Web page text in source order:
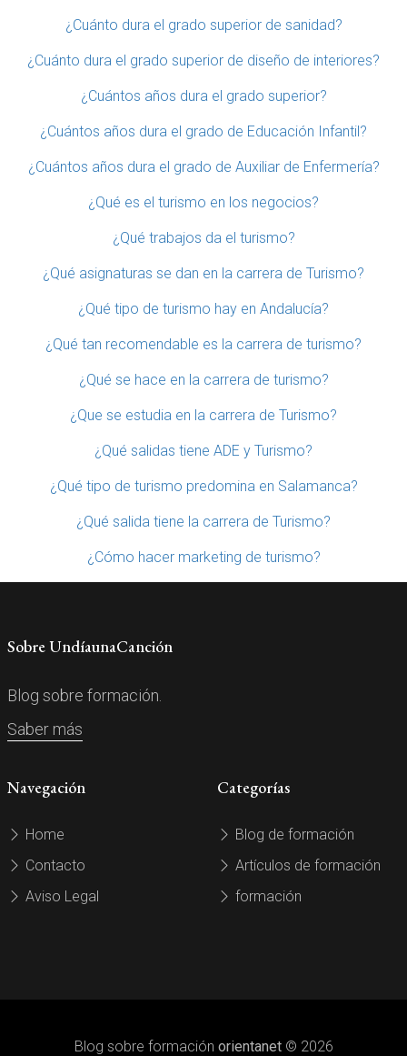
¿Cuánto dura el grado superior de sanidad?
¿Cuánto dura el grado superior de diseño de interiores?
¿Cuántos años dura el grado superior?
¿Cuántos años dura el grado de Educación Infantil?
¿Cuántos años dura el grado de Auxiliar de Enfermería?
¿Qué es el turismo en los negocios?
¿Qué trabajos da el turismo?
¿Qué asignaturas se dan en la carrera de Turismo?
¿Qué tipo de turismo hay en Andalucía?
¿Qué tan recomendable es la carrera de turismo?
¿Qué se hace en la carrera de turismo?
¿Que se estudia en la carrera de Turismo?
¿Qué salidas tiene ADE y Turismo?
¿Qué tipo de turismo predomina en Salamanca?
¿Qué salida tiene la carrera de Turismo?
¿Cómo hacer marketing de turismo?
Sobre UndíaunaCanción
Blog sobre formación.
Saber más
Navegación
Home
Contacto
Aviso Legal
Categorías
Blog de formación
Artículos de formación
formación
Blog sobre formación orientanet© 2026